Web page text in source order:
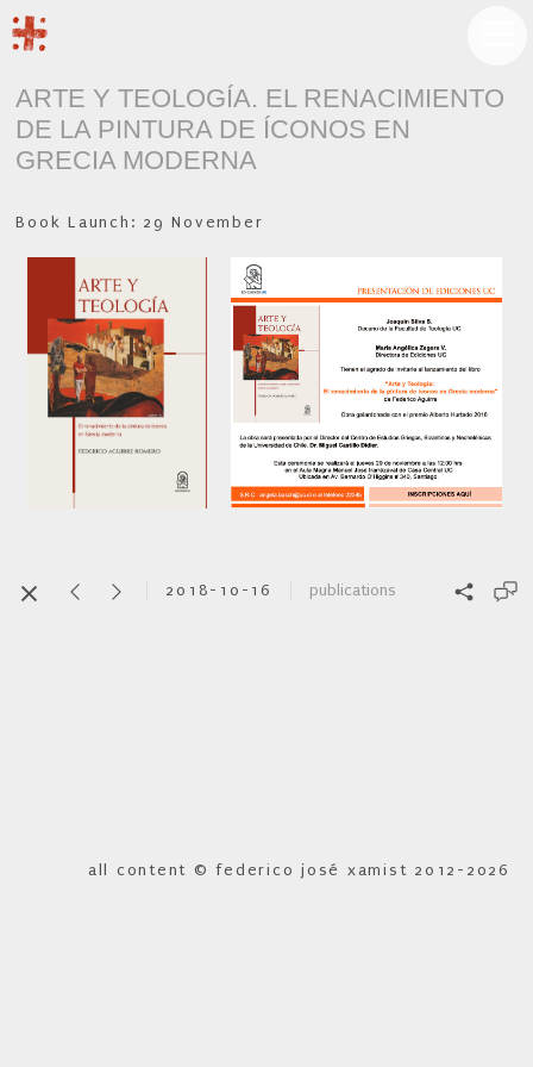
ARTE Y TEOLOGÍA. EL RENACIMIENTO
DE LA PINTURA DE ÍCONOS EN
GRECIA MODERNA
Book Launch: 29 November
2018-10-16 publications
all content © federico josé xamist 2012-2026